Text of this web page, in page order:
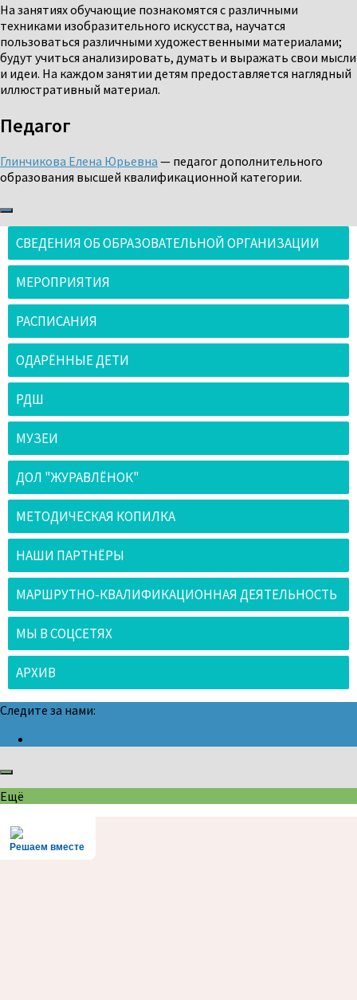
На занятиях обучающие познакомятся с различными
техниками изобразительного искусства, научатся
пользоваться различными художественными материалами;
будут учиться анализировать, думать и выражать свои мысли
и идеи. На каждом занятии детям предоставляется наглядный
иллюстративный материал.
Педагог
Глинчикова Елена Юрьевна — педагог дополнительного
образования высшей квалификационной категории.
СВЕДЕНИЯ ОБ ОБРАЗОВАТЕЛЬНОЙ ОРГАНИЗАЦИИ
МЕРОПРИЯТИЯ
РАСПИСАНИЯ
ОДАРЁННЫЕ ДЕТИ
РДШ
МУЗЕИ
ДОЛ "ЖУРАВЛЁНОК"
МЕТОДИЧЕСКАЯ КОПИЛКА
НАШИ ПАРТНЁРЫ
МАРШРУТНО-КВАЛИФИКАЦИОННАЯ ДЕЯТЕЛЬНОСТЬ
МЫ В СОЦСЕТЯХ
АРХИВ
Следите за нами:
Ещё
Решаем вместе